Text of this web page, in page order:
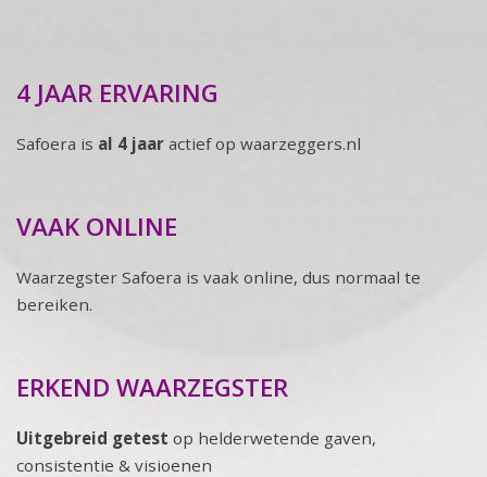
4 JAAR ERVARING
Safoera is al 4 jaar actief op waarzeggers.nl
VAAK ONLINE
Waarzegster Safoera is vaak online, dus normaal te
bereiken.
ERKEND WAARZEGSTER
Uitgebreid getest op helderwetende gaven,
consistentie & visioenen